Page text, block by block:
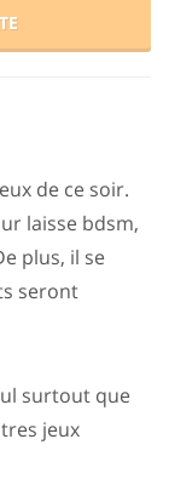
de ce soir.
laisse bdsm,
plus, il se
seront
surtout que
jeux